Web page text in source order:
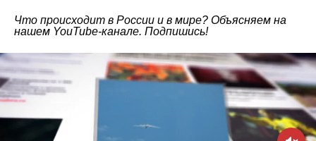
Что происходит в России и в мире? Объясняем на
нашем YouTube-канале. Подпишись!